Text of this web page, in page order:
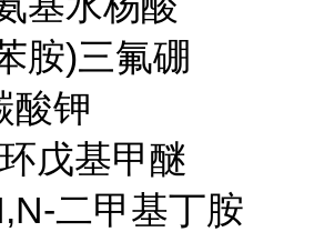
胺)三氟硼
酸钾
戊基甲醚
二甲基丁胺